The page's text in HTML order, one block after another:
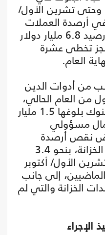
وحتى تشرين الأول/
أرصدة العملات
الأجنبية في البنوك من رصيد 6.8 مليار دولار
تخطى عشرة
العام.
من أدوات الدين
من العام الحالي،
والتي ذكر رئيس اتحاد البنوك بلوغها 1.5 مليار
مسؤولي
نقص أرصدة
مشتريات الأجانب لأذون الخزانة، بنحو 3.4
الأول/ أكتوبر
إلى جانب
الخزانة والتي لم